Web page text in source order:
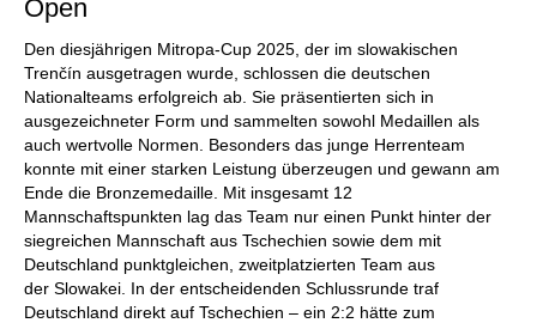
Open
Den diesjährigen Mitropa-Cup 2025, der im slowakischen
Trenčín ausgetragen wurde, schlossen die deutschen
Nationalteams erfolgreich ab. Sie präsentierten sich in
ausgezeichneter Form und sammelten sowohl Medaillen als
auch wertvolle Normen. Besonders das junge Herrenteam
konnte mit einer starken Leistung überzeugen und gewann am
Ende die Bronzemedaille. Mit insgesamt 12
Mannschaftspunkten lag das Team nur einen Punkt hinter der
siegreichen Mannschaft aus Tschechien sowie dem mit
Deutschland punktgleichen, zweitplatzierten Team aus
der Slowakei. In der entscheidenden Schlussrunde traf
Deutschland direkt auf Tschechien – ein 2:2 hätte zum